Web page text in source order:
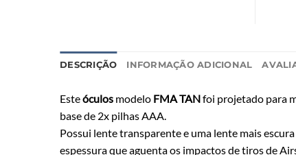
DESCRIÇÃO INFORMAÇÃO ADICIONAL
Esteóculos modelo FMA TANfoi projetado para
base de 2x pilhas AAA.
Possui lente transparente e uma lente mais
espessura que aguenta os impactos de tiros de